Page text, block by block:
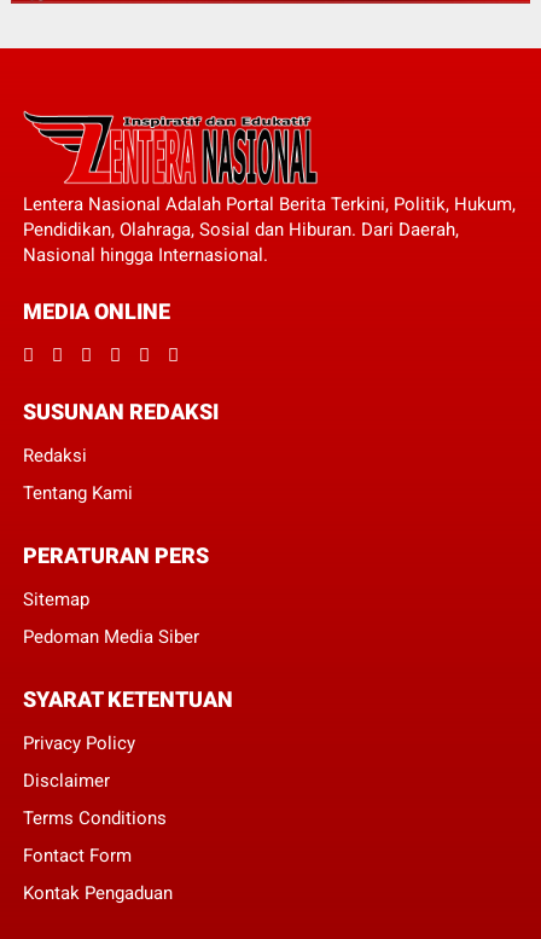
Lentera Nasional Adalah Portal Berita Terkini, Politik, Hukum,
Pendidikan, Olahraga, Sosial dan Hiburan. Dari Daerah,
Nasional hingga Internasional.
MEDIA ONLINE
SUSUNAN REDAKSI
Redaksi
Tentang Kami
PERATURAN PERS
Sitemap
Pedoman Media Siber
SYARAT KETENTUAN
Privacy Policy
Disclaimer
Terms Conditions
Fontact Form
Kontak Pengaduan